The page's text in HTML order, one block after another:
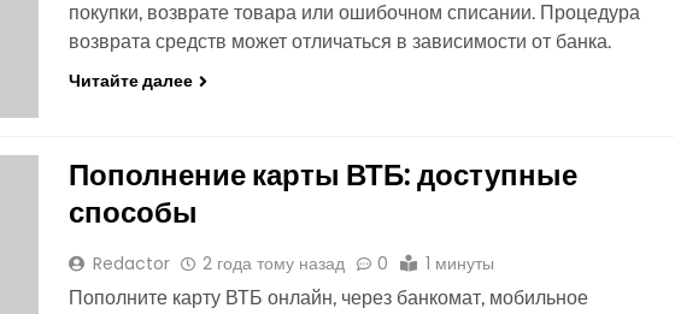
покупки, возврате товара или ошибочном списании. Процедура
возврата средств может отличаться в зависимости от банка.
Читайте далее
Пополнение карты ВТБ: доступные
способы
Redactor 2 года тому назад 0 1 минуты
Пополните карту ВТБ онлайн, через банкомат, мобильное